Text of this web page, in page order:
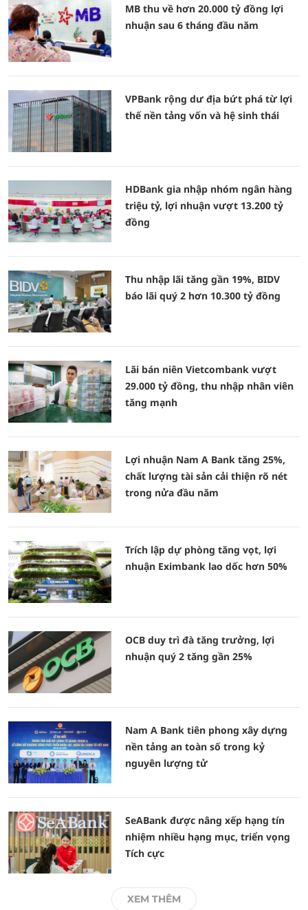
MB thu về hơn 20.000 tỷ đồng lợi
nhuận sau 6 tháng đầu năm
VPBank rộng dư địa bứt phá từ lợi
thế nền tảng vốn và hệ sinh thái
HDBank gia nhập nhóm ngân hàng
triệu tỷ, lợi nhuận vượt 13.200 tỷ
đồng
Thu nhập lãi tăng gần 19%, BIDV
báo lãi quý 2 hơn 10.300 tỷ đồng
Lãi bán niên Vietcombank vượt
29.000 tỷ đồng, thu nhập nhân viên
tăng mạnh
Lợi nhuận Nam A Bank tăng 25%,
chất lượng tài sản cải thiện rõ nét
trong nửa đầu năm
Trích lập dự phòng tăng vọt, lợi
nhuận Eximbank lao dốc hơn 50%
OCB duy trì đà tăng trưởng, lợi
nhuận quý 2 tăng gần 25%
Nam A Bank tiên phong xây dựng
nền tảng an toàn số trong kỷ
nguyên lượng tử
SeABank được nâng xếp hạng tín
nhiệm nhiều hạng mục, triển vọng
Tích cực
XEM THÊM